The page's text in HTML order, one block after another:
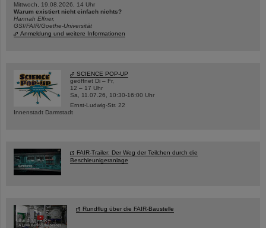
Mittwoch, 19.08.2026, 14 Uhr
Warum existiert nicht einfach nichts?
Hannah Elfner,
GSI/FAIR/Goethe-Universität
Anmeldung und weitere Informationen
SCIENCE POP-UP
geöffnet Di – Fr,
12 – 17 Uhr
Sa, 11.07.26, 10:30-16:00 Uhr
Ernst-Ludwig-Str. 22
Innenstadt Darmstadt
FAIR-Trailer: Der Weg der Teilchen durch die
Beschleunigeranlage
Rundflug über die FAIR-Baustelle